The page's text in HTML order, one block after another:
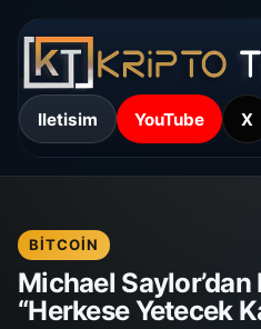
Iletisim YouTube X
BITCOIN
Michael Saylor’dan
“Herkese Yetecek